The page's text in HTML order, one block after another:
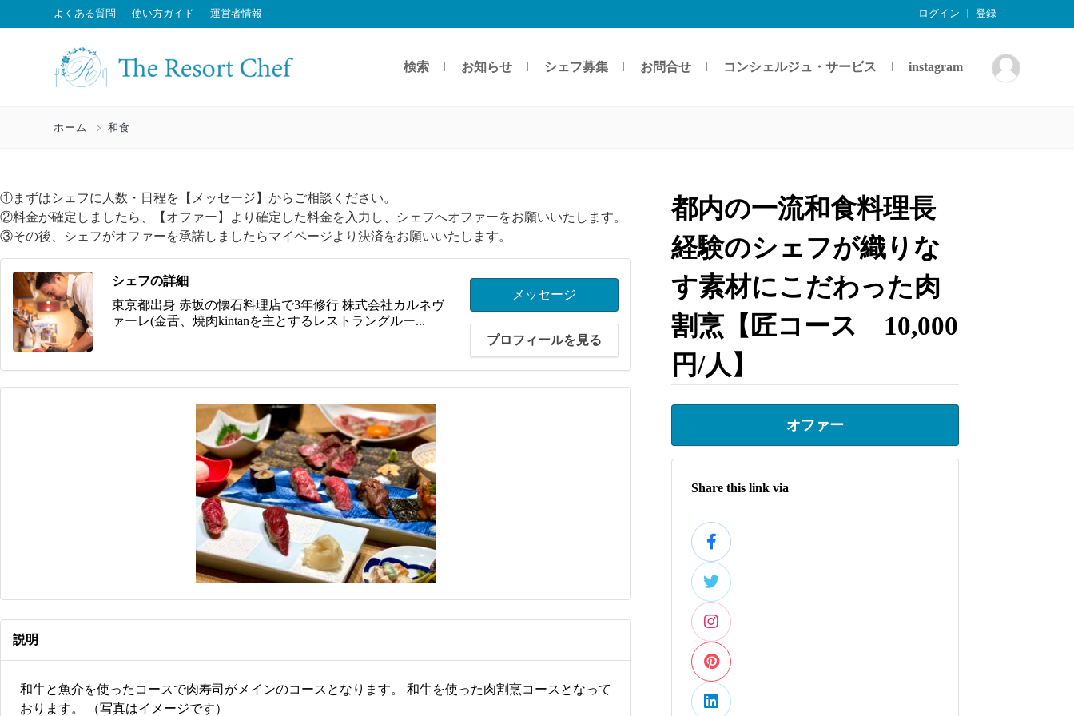
よくある質問 使い方ガイド 運営者情報 ログイン 登録
検索 お知らせ シェフ募集 お問合せ コンシェルジュ・サービス instagram
ホーム 和食
①まずはシェフに人数・日程を【メッセージ】からご相談ください。
②料金が確定しましたら、【オファー】より確定した料金を入力し、シェフへオファーをお願いいたします。
③その後、シェフがオファーを承諾しましたらマイページより決済をお願いいたします。
シェフの詳細
東京都出身 赤坂の懐石料理店で3年修行 株式会社カルネヴ
ァーレ(金舌、焼肉kintanを主とするレストラングルー...
メッセージ
プロフィールを見る
説明
和牛と魚介を使ったコースで肉寿司がメインのコースとなります。 和牛を使った肉割烹コースとなって
おります。 （写真はイメージです）
都内の一流和食料理長
経験のシェフが織りな
す素材にこだわった肉
割烹【匠コース 10,000
円/人】
オファー
Share this link via